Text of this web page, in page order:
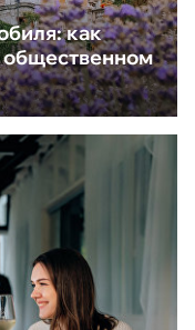
как
общественном